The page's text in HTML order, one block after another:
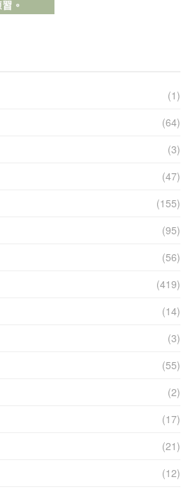
(1)
(64)
(3)
(47)
(155)
(95)
(56)
(419)
(14)
(3)
(55)
(2)
(17)
(21)
(12)